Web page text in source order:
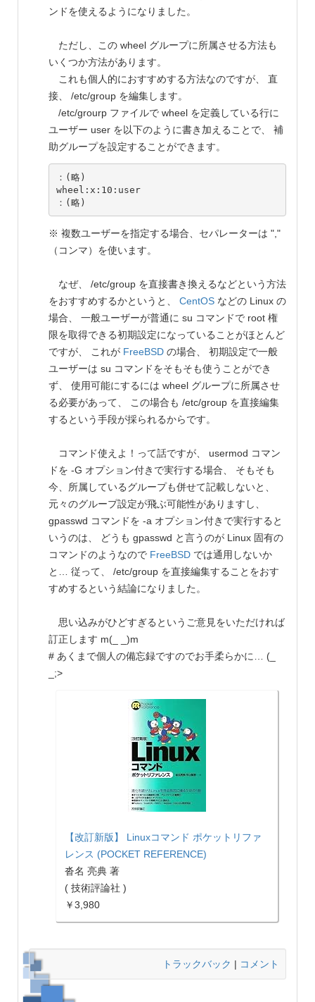
ンドを使えるようになりました。
ただし、この wheel グループに所属させる方法も
いくつか方法があります。
これも個人的におすすめする方法なのですが、 直
接、 /etc/group を編集します。
/etc/grourp ファイルで wheel を定義している行に
ユーザー user を以下のように書き加えることで、 補
助グループを設定することができます。
：(略)
wheel:x:10:user
※ 複数ユーザーを指定する場合、セパレーターは ","
（コンマ）を使います。
なぜ、 /etc/group を直接書き換えるなどという方法
をおすすめするかというと、 CentOS などの Linux の
場合、 一般ユーザーが普通に su コマンドで root 権
限を取得できる初期設定になっていることがほとんど
ですが、 これが FreeBSD の場合、 初期設定で一般
ユーザーは su コマンドをそもそも使うことができ
ず、 使用可能にするには wheel グループに所属させ
る必要があって、 この場合も /etc/group を直接編集
するという手段が採られるからです。
コマンド使えよ！って話ですが、 usermod コマン
ドを -G オプション付きで実行する場合、 そもそも
今、所属しているグループも併せて記載しないと、
元々のグループ設定が飛ぶ可能性がありますし、
gpasswd コマンドを -a オプション付きで実行すると
いうのは、 どうも gpasswd と言うのが Linux 固有の
コマンドのようなので FreeBSD では通用しないか
と… 従って、 /etc/group を直接編集することをおす
すめするという結論になりました。
思い込みがひどすぎるというご意見をいただければ
訂正します m(_ _)m
# あくまで個人の備忘録ですのでお手柔らかに… (_
_;>
【改訂新版】 Linuxコマンド ポケットリファ
レンス (POCKET REFERENCE)
沓名 亮典 著
( 技術評論社 )
￥3,980
トラックバック | コメント